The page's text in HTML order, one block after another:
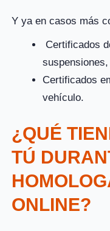
Y ya en casos más
Certificados
Certificados
vehículo.
¿QUÉ
TÚ
ONLINE?